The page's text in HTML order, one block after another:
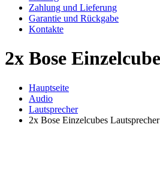
Zahlung und Lieferung
Garantie und Rückgabe
Kontakte
2x Bose
Hauptseite
Audio
Lautsprecher
2x Bose Einzelcubes